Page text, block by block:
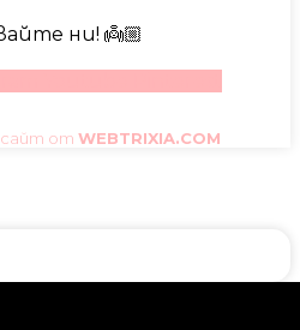
ни! 👼🏼
сайт от WEBTRIXIA.COM